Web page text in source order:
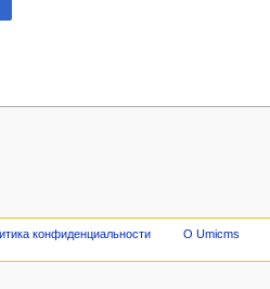
конфиденциальности О Umicms